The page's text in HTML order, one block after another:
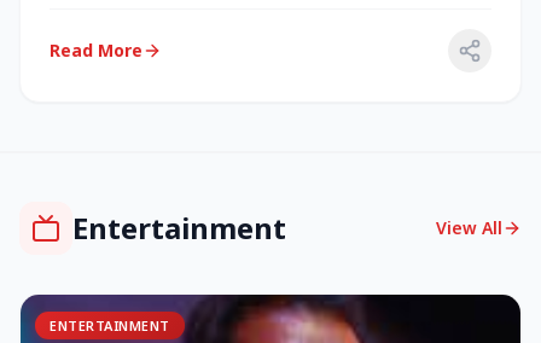
Read More
Entertainment View All
ENTERTAINMENT